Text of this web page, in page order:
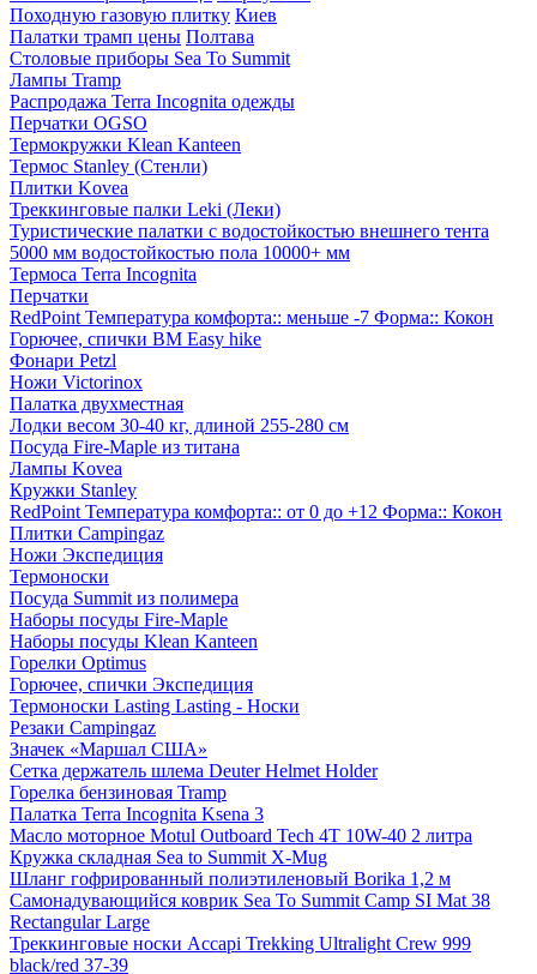
Походную газовую плитку Киев
Палатки трамп цены Полтава
Столовые приборы Sea To Summit
Лампы Tramp
Распродажа Terra Incognita одежды
Перчатки OGSO
Термокружки Klean Kanteen
Термос Stanley (Стенли)
Плитки Kovea
Треккинговые палки Leki (Леки)
Туристические палатки с водостойкостью внешнего тента
5000 мм водостойкостью пола 10000+ мм
Термоса Terra Incognita
Перчатки
RedPoint Температура комфорта:: меньше -7 Форма:: Кокон
Горючее, спички BM Easy hike
Фонари Petzl
Ножи Victorinox
Палатка двухместная
Лодки весом 30-40 кг, длиной 255-280 см
Посуда Fire-Maple из титана
Лампы Kovea
Кружки Stanley
RedPoint Температура комфорта:: от 0 до +12 Форма:: Кокон
Плитки Campingaz
Ножи Экспедиция
Термоноски
Посуда Summit из полимера
Наборы посуды Fire-Maple
Наборы посуды Klean Kanteen
Горелки Optimus
Горючее, спички Экспедиция
Термоноски Lasting Lasting - Носки
Резаки Campingaz
Значек «Маршал США»
Сетка держатель шлема Deuter Helmet Holder
Горелка бензиновая Tramp
Палатка Terra Incognita Ksena 3
Масло моторное Motul Outboard Tech 4T 10W-40 2 литра
Кружка складная Sea to Summit X-Mug
Шланг гофрированный полиэтиленовый Borika 1,2 м
Самонадувающийся коврик Sea To Summit Camp SI Mat 38
Rectangular Large
Треккинговые носки Accapi Trekking Ultralight Crew 999
black/red 37-39